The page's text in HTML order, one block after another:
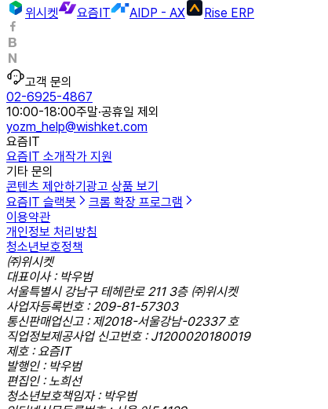
위시켓
요즘IT AIDP - AX Rise ERP
고객 문의
02-6925-4867
10:00-18:00주말·공휴일 제외
yozm_help@wishket.com
요즘IT
요즘IT 소개작가 지원
기타 문의
콘텐츠 제안하기 광고 상품 보기
요즘IT 슬랙봇
크롬 확장 프로그램
이용약관
개인정보 처리방침
청소년보호정책
㈜위시켓
대표이사 : 박우범
서울특별시 강남구 테헤란로 211 3층 ㈜위시켓
사업자등록번호 : 209-81-57303
통신판매업신고 : 제2018-서울강남-02337 호
직업정보제공사업 신고번호 : J1200020180019
제호 : 요즘IT
발행인 : 박우범
편집인 : 노희선
청소년보호책임자 : 박우범